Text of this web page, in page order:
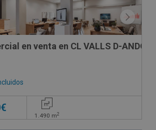
en venta en CL VALLS D-
1.490 m2